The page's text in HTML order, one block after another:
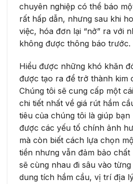
chuyên nghiệp có thể báo
rất hấp dẫn, nhưng sau khi
việc, hóa đơn lại “nở” ra với
không được thông báo trước.
Hiểu được những khó khăn
được tạo ra để trở thành kim
Chúng tôi sẽ cung cấp một
chi tiết nhất về giá rút hầm
tiêu của chúng tôi là giúp
được các yếu tố chính ảnh
mà còn biết cách lựa chọn
tiền nhưng vẫn đảm bảo chất
sẽ cùng nhau đi sâu vào
dung tích hầm cầu, vị trí địa